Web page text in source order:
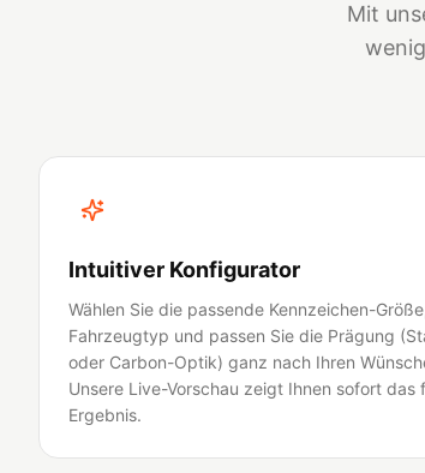
Mit
Intuitiver Konfigurator
Wählen Sie die passende Kennzeichen-
Fahrzeugtyp und passen Sie die Prägung
oder Carbon-Optik) ganz nach Ihren
Unsere Live-Vorschau zeigt Ihnen sofort das
Ergebnis.